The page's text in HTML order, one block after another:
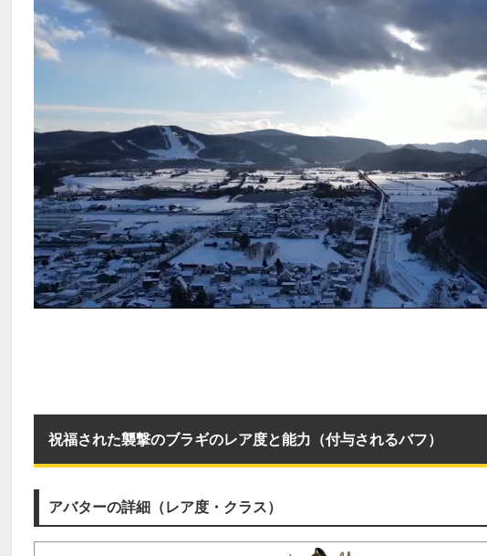
祝福された襲撃のブラギのレア度と能力（付与されるバフ）
アバターの詳細（レア度・クラス）